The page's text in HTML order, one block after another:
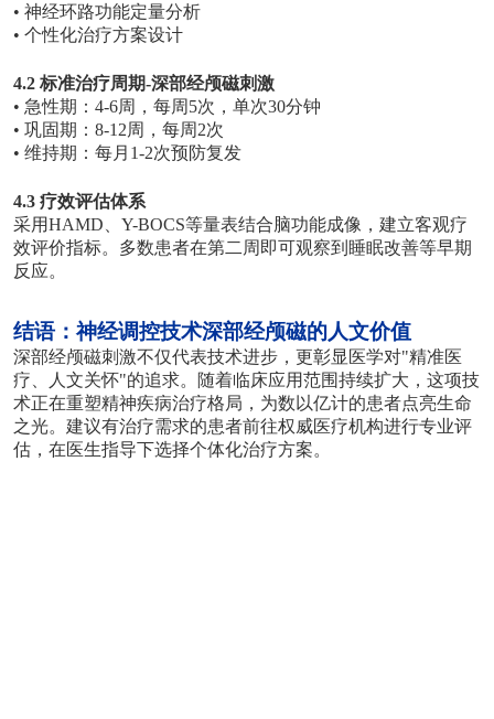
• 神经环路功能定量分析
• 个性化治疗方案设计
4.2 标准治疗周期-深部经颅磁刺激
• 急性期： 4-6周，每周5次，单次30分钟
• 巩固期： 8-12周，每周2次
• 维持期：每月 1-2次预防复发
4.3 疗效评估体系
采用HAMD、Y-BOCS等量表结合脑功能成像，建立客观疗
效评价指标。多数患者在第二周即可观察到睡眠改善等早期
反应。
结语：神经调控技术深部经颅磁的人文价值
深部经颅磁刺激不仅代表技术进步，更彰显医学对"精准医
疗、人文关怀"的追求。随着临床应用范围持续扩大，这项技
术正在重塑精神疾病治疗格局，为数以亿计的患者点亮生命
之光。建议有治疗需求的患者前往权威医疗机构进行专业评
估，在医生指导下选择个体化治疗方案。